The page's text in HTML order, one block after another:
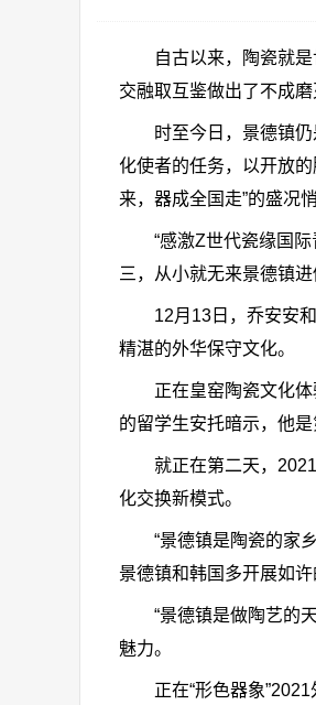
自古以来，陶瓷就是
交融取互鉴做出了不成磨
时至今日，景德镇仍是
化使者的任务，以开放
来，器成全国走”的盛况
“感激Z世代瓷缘国际
三，从小就无来景德镇进
12月13日，乔安安和
精湛的外华保守文化。
正在皇窑陶瓷文化体
的留学生安托暗示，他
就正在第二天，2021
化交换新模式。
“景德镇是陶瓷的家乡
景德镇和韩国多开展如
“景德镇是做陶艺的天
魅力。
正在“形色器象”2021